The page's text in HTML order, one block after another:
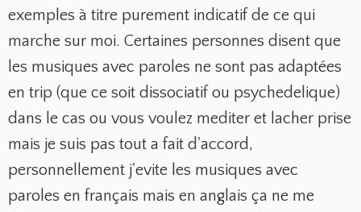
exemples à titre purement indicatif de ce qui
marche sur moi. Certaines personnes disent que
les musiques avec paroles ne sont pas adaptées
en trip (que ce soit dissociatif ou psychedelique)
dans le cas ou vous voulez mediter et lacher prise
mais je suis pas tout a fait d'accord,
personnellement j'evite les musiques avec
paroles en français mais en anglais ça ne me